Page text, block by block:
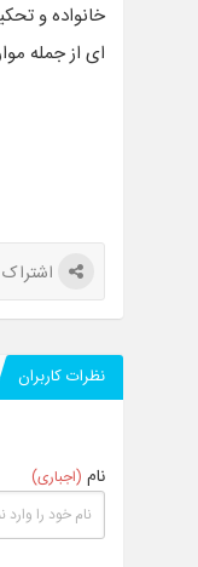
خانواده و
ای از جمله
نظرات کاربران
نام (اجباری)